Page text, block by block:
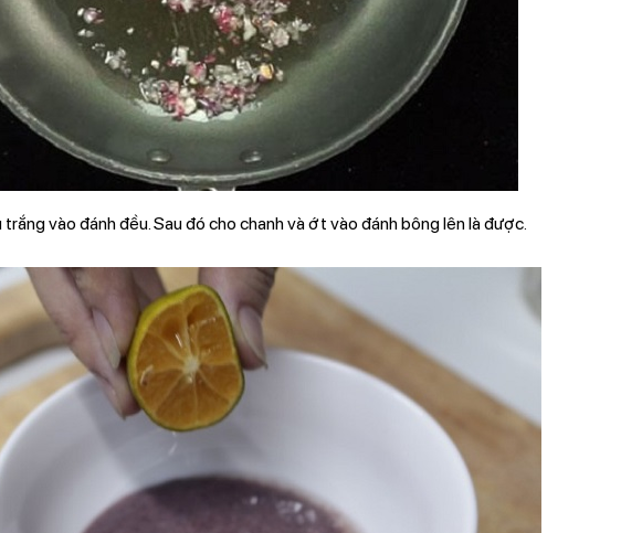
vào đánh đều. Sau đó cho chanh và ớt vào đánh bông lên là được.